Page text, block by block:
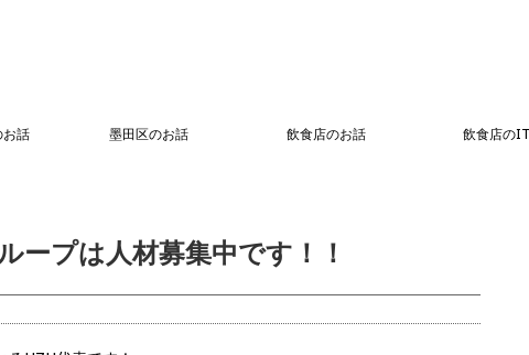
お話 墨田区のお話 飲食店のお話 飲食店の
ープは人材募集中です！！